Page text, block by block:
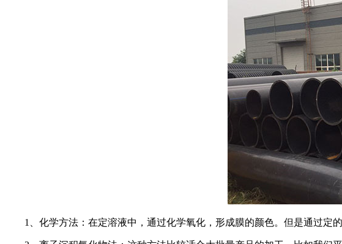
1 、化学方法：在定溶液中，通过化学氧化，形成膜的颜色。但是通过定